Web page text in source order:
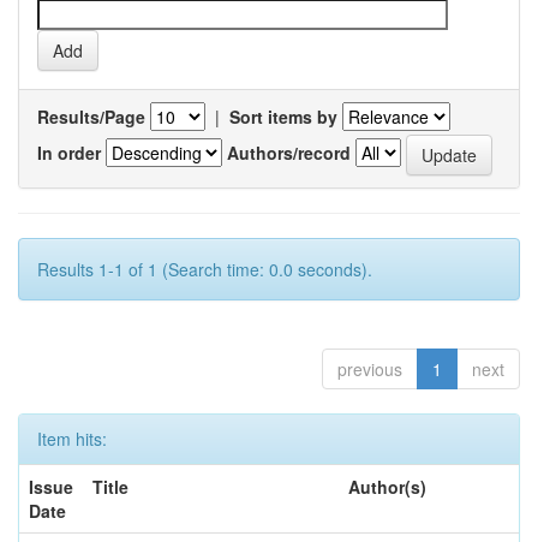
Results/Page | Sort items by
In order
Authors/record
Results 1-1 of 1 (Search time: 0.0 seconds).
previous 1 next
Item hits:
Issue
Date
Title Author(s)